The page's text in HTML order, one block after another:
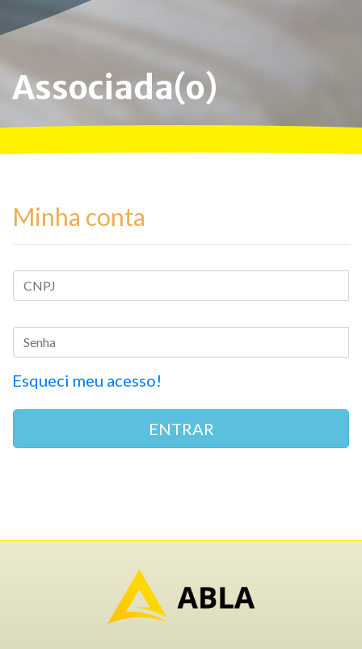
Associada(o)
Minha conta
Esqueci meu acesso!
ENTRAR